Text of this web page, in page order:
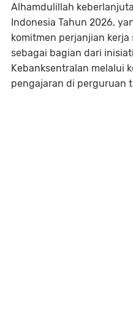
Alhamdulillah
Indonesia Tahun 2026,
komitmen perjanjian kerja
sebagai bagian dari
Kebanksentralan melalui
pengajaran di perguruan